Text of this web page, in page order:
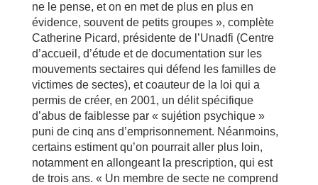
ne le pense, et on en met de plus en plus en
évidence, souvent de petits groupes », complète
Catherine Picard, présidente de l’Unadfi (Centre
d’accueil, d’étude et de documentation sur les
mouvements sectaires qui défend les familles de
victimes de sectes), et coauteur de la loi qui a
permis de créer, en 2001, un délit spécifique
d’abus de faiblesse par « sujétion psychique »
puni de cinq ans d’emprisonnement. Néanmoins,
certains estiment qu’on pourrait aller plus loin,
notamment en allongeant la prescription, qui est
de trois ans. « Un membre de secte ne comprend